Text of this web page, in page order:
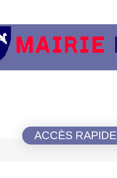
ACCÈS RAPIDE